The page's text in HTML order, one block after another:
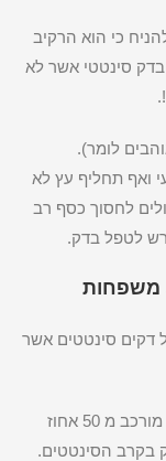
כי הוא הרקיב
בדק סינטטי אשר לא
לומר).
ואף תחליף עץ לא
לחסוך כסף רב
לטפל בדק.
של דקים סינטטים אשר
1) דק סינטטי חלול- הדק הזול ביותר אשר מורכב מ 50 אחוז